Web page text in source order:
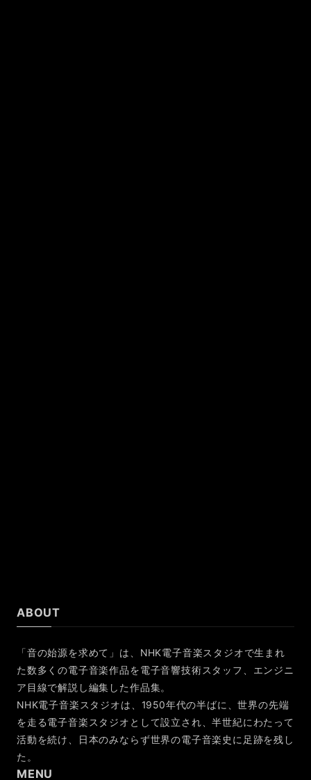
ABOUT
「音の始源を求めて」は、NHK電子音楽スタジオで生まれ
た数多くの電子音楽作品を電子音響技術スタッフ、エンジニ
ア目線で解説し編集した作品集。
NHK電子音楽スタジオは、1950年代の半ばに、世界の先端
を走る電子音楽スタジオとして設立され、半世紀にわたって
活動を続け、日本のみならず世界の電子音楽史に足跡を残し
た。
MENU